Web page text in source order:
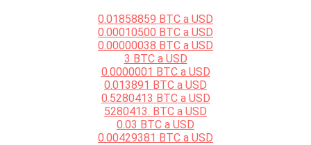
0.01858859 BTC a USD
0.00010500 BTC a USD
0.00000038 BTC a USD
3 BTC a USD
0.0000001 BTC a USD
0.013891 BTC a USD
0.5280413 BTC a USD
5280413. BTC a USD
0.03 BTC a USD
0.00429381 BTC a USD